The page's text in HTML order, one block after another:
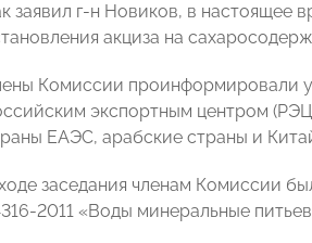
заявил г-н Новиков, в настоящее
акциза на
Комиссии проинформировали
экспортным центром
ЕАЭС, арабские страны и
заседания членам Комиссии
2011 «Воды минеральные